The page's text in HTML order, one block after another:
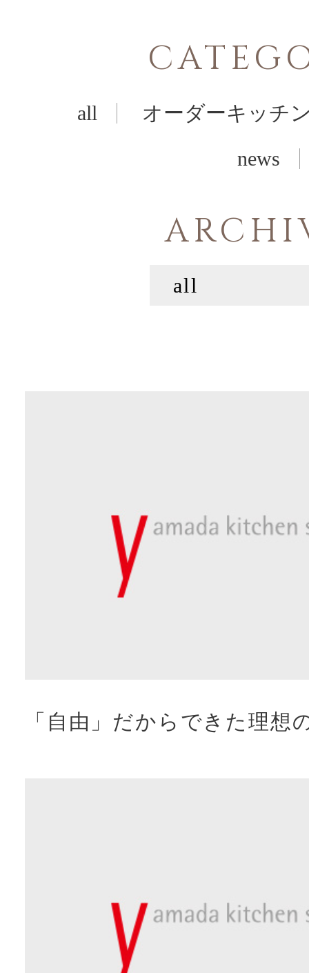
all
オーダーキッチ
news
「自由」だからできた理想